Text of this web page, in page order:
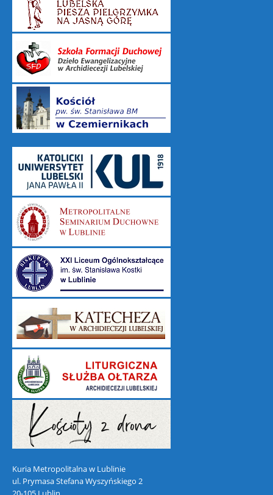
Kuria Metropolitalna w Lublinie
ul. Prymasa Stefana Wyszyńskiego 2